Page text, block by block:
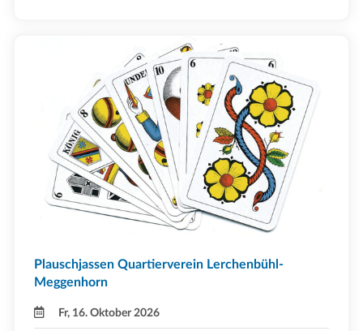
Plauschjassen Quartierverein Lerchenbühl-
Meggenhorn
Fr, 16. Oktober 2026